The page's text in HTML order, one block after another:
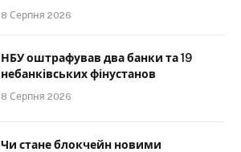
8 Серпня 2026
НБУ оштрафував два банки та 19
небанківських фінустанов
8 Серпня 2026
Чи стане блокчейн новими